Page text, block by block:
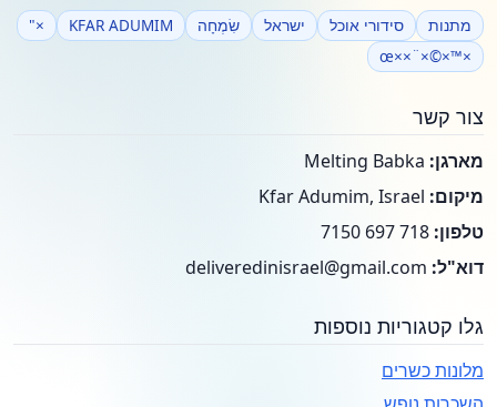
מתנות סידורי אוכל ישראל שִׂמְחָה KFAR ADUMIM
×"
×™×©×¨××œ
צור קשר
מארגן:
מיקום:
טלפון:
דוא"ל: deliveredinisrael@gmail.com
גלו קטגוריות נוספות
מלונות כשרים